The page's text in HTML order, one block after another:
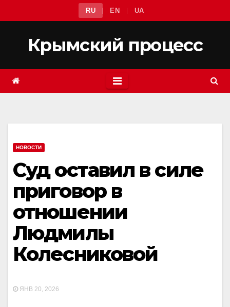
к
содержимому
RU EN UA
Крымский процесс
НОВОСТИ
Суд оставил в силе
приговор в
отношении
Людмилы
Колесниковой
ЯНВ 20, 2026